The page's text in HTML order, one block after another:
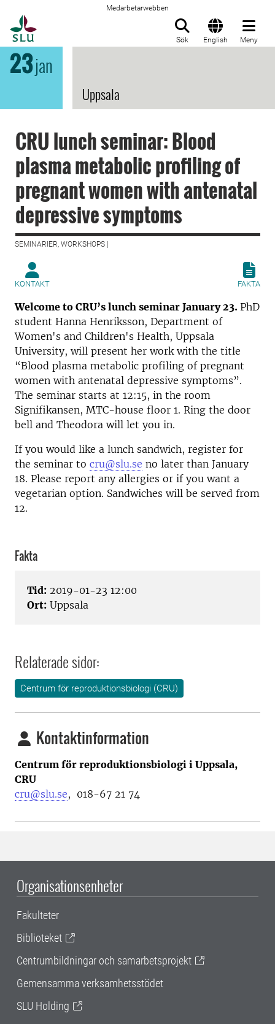
Medarbetarwebben
Sök English Meny
23jan
Uppsala
CRU lunch seminar: Blood
plasma metabolic profiling of
pregnant women with antenatal
depressive symptoms
SEMINARIER, WORKSHOPS |
KONTAKT FAKTA
Welcome to CRU’s lunch seminar January 23. PhD
student Hanna Henriksson, Department of
Women's and Children's Health, Uppsala
University, will present her work with the title
“Blood plasma metabolic profiling of pregnant
women with antenatal depressive symptoms”.
The seminar starts at 12:15, in the room
Signifikansen, MTC-house floor 1. Ring the door
bell and Theodora will let you in.
If you would like a lunch sandwich, register for
the seminar to cru@slu.se no later than January
18. Please report any allergies or if you want a
vegetarian option. Sandwiches will be served from
12.
Fakta
Tid: 2019-01-23 12:00
Ort: Uppsala
Relaterade sidor:
Centrum för reproduktionsbiologi (CRU)
Kontaktinformation
Centrum för reproduktionsbiologi i Uppsala,
CRU
cru@slu.se, 018-67 21 74
Organisationsenheter
Fakulteter
Biblioteket
Centrumbildningar och samarbetsprojekt
Gemensamma verksamhetsstödet
SLU Holding